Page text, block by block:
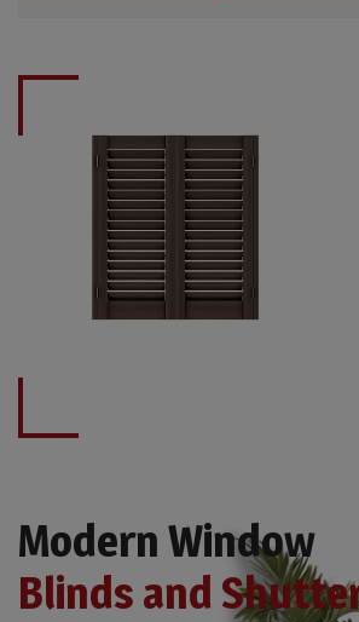
Modern Window
Blinds and